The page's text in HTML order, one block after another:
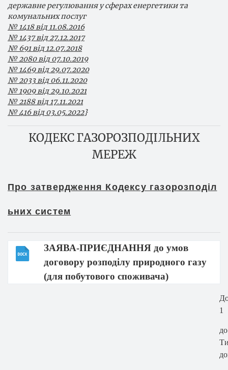
державне регулювання у сферах енергетики та
комунальних послуг
№ 1418 від 11.08.2016
№ 1437 від 27.12.2017
№ 691 від 12.07.2018
№ 2080 від 07.10.2019
№ 1469 від 29.07.2020
№ 2033 від 06.11.2020
№ 1909 від 29.10.2021
№ 2188 від 17.11.2021
№ 416 від 03.05.2022}
КОДЕКС ГАЗОРОЗПОДІЛЬНИХ
МЕРЕЖ
Про затвердження Кодексу газорозподіл
ьних систем
ЗАЯВА-ПРИЄДНАННЯ до умов
договору розподілу природного газу
(для побутового споживача)
1
до